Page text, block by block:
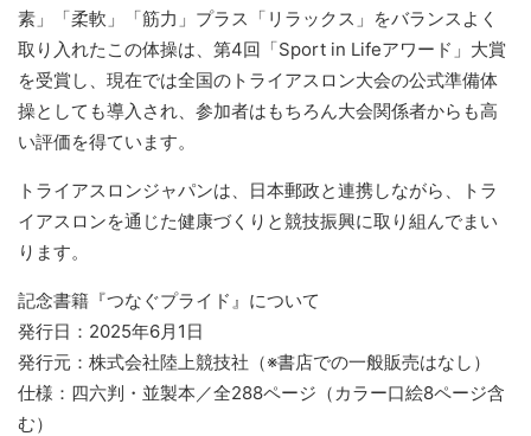
素」「柔軟」「筋力」プラス「リラックス」をバランスよく
取り入れたこの体操は、第4回「Sport in Lifeアワード」大賞
を受賞し、現在では全国のトライアスロン大会の公式準備体
操としても導入され、参加者はもちろん大会関係者からも高
い評価を得ています。
トライアスロンジャパンは、日本郵政と連携しながら、トラ
イアスロンを通じた健康づくりと競技振興に取り組んでまい
ります。
記念書籍『つなぐプライド』について
発行日：2025年6月1日
発行元：株式会社陸上競技社（※書店での一般販売はなし）
仕様：四六判・並製本／全288ページ（カラー口絵8ページ含
む）